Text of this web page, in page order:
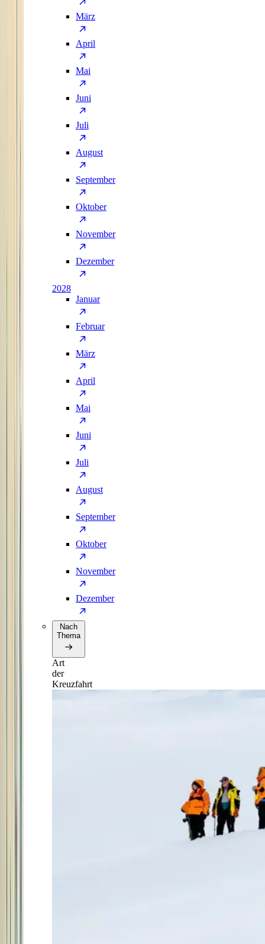
März
April
Mai
Juni
Juli
August
September
Oktober
November
Dezember
2028
Januar
Februar
März
April
Mai
Juni
Juli
August
September
Oktober
November
Dezember
Nach
Thema
Art
der
Kreuzfahrt